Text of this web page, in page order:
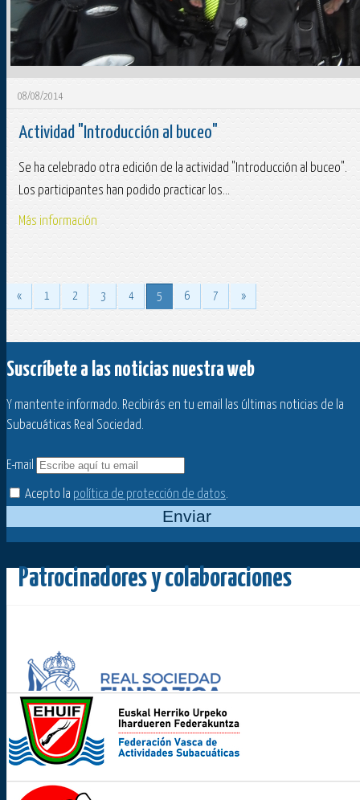
08/08/2014
Actividad "Introducción al buceo"
Se ha celebrado otra edición de la actividad "Introducción al buceo".
Los participantes han podido practicar los...
Más información
« 1 2 3 4 5 6 7 »
Suscríbete a las noticias nuestra web
Y mantente informado. Recibirás en tu email las últimas noticias de la
Subacuáticas Real Sociedad.
E-mail
Acepto la política de protección de datos.
Enviar
Patrocinadores y colaboraciones